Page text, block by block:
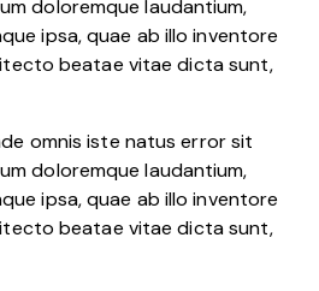
doloremque laudantium,
ipsa, quae ab illo inventore
beatae vitae dicta sunt,
omnis iste natus error sit
doloremque laudantium,
ipsa, quae ab illo inventore
beatae vitae dicta sunt,